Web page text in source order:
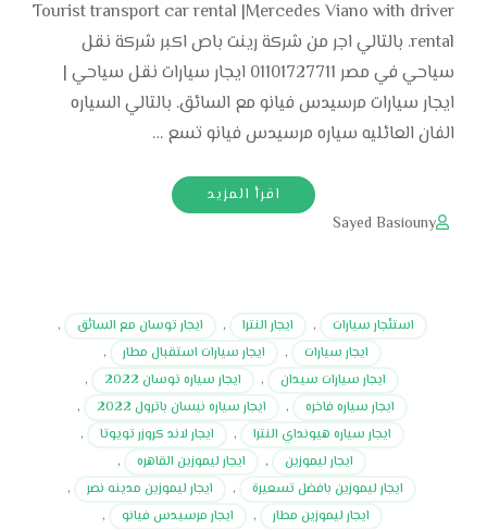
Tourist transport car rental |Mercedes Viano with driver
rental. بالتالي اجر من شركة رينت باص اكبر شركة نقل
سياحي في مصر 01101727711 ايجار سيارات نقل سياحي |
ايجار سيارات مرسيدس فيانو مع السائق. بالتالي السياره
الفان العائليه سياره مرسيدس فيانو تسع …
اقرأ المزيد
Sayed Basiouny
استئجار سيارات , ايجار النترا , ايجار توسان مع السائق
,
ايجار سيارات
, ايجار سيارات استقبال مطار
,
ايجار سيارات سيدان
, ايجار سياره توسان 2022
,
ايجار سياره فاخره
, ايجار سياره نيسان باترول 2022
,
ايجار سياره هيونداي النترا
, ايجار لاند كروزر تويوتا
,
ايجار ليموزين
, ايجار ليموزين القاهره
,
ايجار ليموزين بافضل تسعيرة
, ايجار ليموزين مدينه نصر
,
ايجار ليموزين مطار
, ايجار مرسيدس فيانو
,